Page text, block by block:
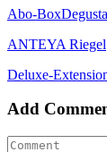
Abo-Box
ANTEYA Riegel
Deluxe-
Add